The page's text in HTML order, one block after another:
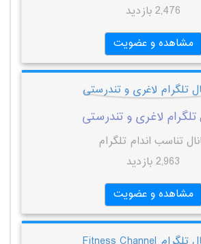
2,476 بازدید
مشاهده و عضویت
تلگرام لاغری و تندرستی
تناسب اندام تلگرام
2,963 بازدید
مشاهده و عضویت